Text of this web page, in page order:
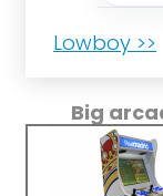
Lowboy >>
Big